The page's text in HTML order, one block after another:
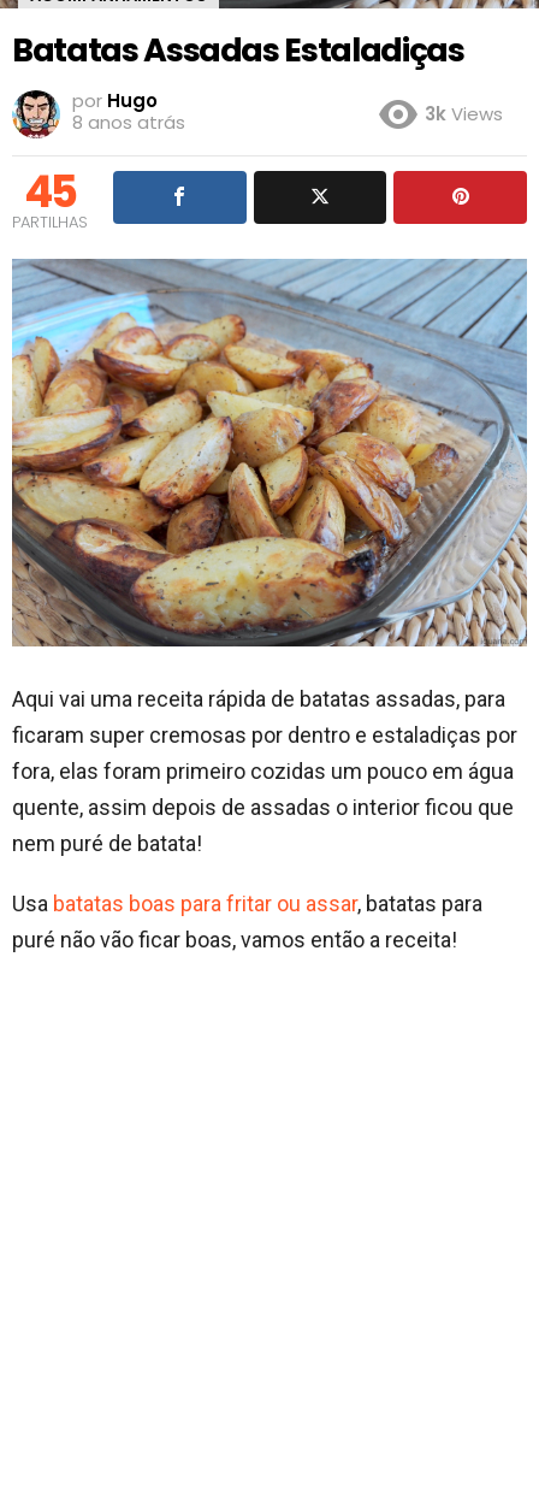
Batatas Assadas Estaladiças
por Hugo
8 anos atrás
3kViews
45
PARTILHAS
Aqui vai uma receita rápida de batatas assadas, para
ficaram super cremosas por dentro e estaladiças por
fora, elas foram primeiro cozidas um pouco em água
quente, assim depois de assadas o interior ficou que
nem puré de batata!
Usa batatas boas para fritar ou assar, batatas para
puré não vão ficar boas, vamos então a receita!